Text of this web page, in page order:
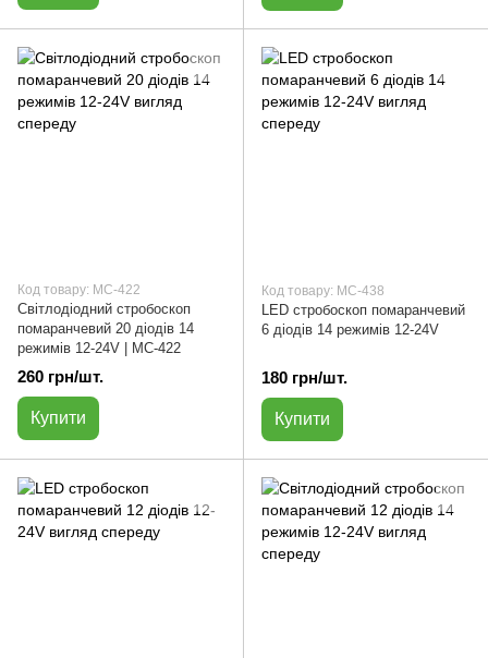
Код товару: МС-422
Світлодіодний стробоскоп
помаранчевий 20 діодів 14
режимів 12-24V | МС-422
260 грн/шт.
Купити
Код товару: МС-438
LED стробоскоп помаранчевий
6 діодів 14 режимів 12-24V
180 грн/шт.
Купити